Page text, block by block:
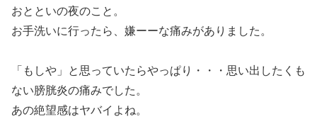
おとといの夜のこと。
お手洗いに行ったら、嫌ーーな痛みがありました。
「もしや」と思っていたらやっぱり・・・思い出したくも
ない膀胱炎の痛みでした。
あの絶望感はヤバイよね。